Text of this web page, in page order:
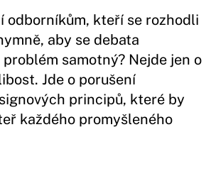
odborníkům, kteří se rozhodli
aby se debata
samotný? Nejde jen o
Jde o porušení
principů, které by
každého promyšleného